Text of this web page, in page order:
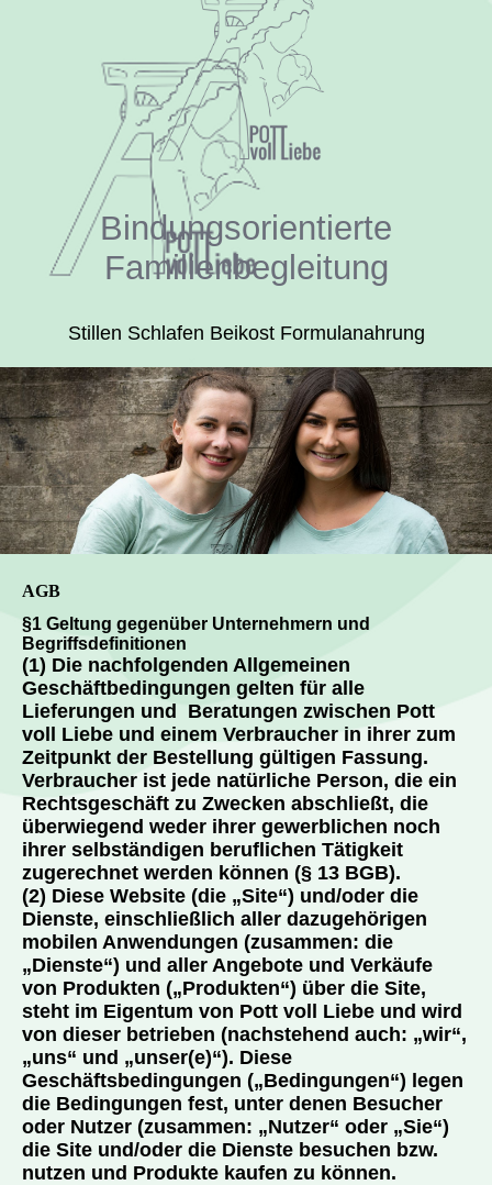
Bindungsorientierte
Familienbegleitung
Stillen Schlafen Beikost Formulanahrung
AGB
§1 Geltung gegenüber Unternehmern und
Begriffsdefinitionen
(1) Die nachfolgenden Allgemeinen
Geschäftbedingungen gelten für alle
Lieferungen und Beratungen zwischen Pott
voll Liebe und einem Verbraucher in ihrer zum
Zeitpunkt der Bestellung gültigen Fassung.
Verbraucher ist jede natürliche Person, die ein
Rechtsgeschäft zu Zwecken abschließt, die
überwiegend weder ihrer gewerblichen noch
ihrer selbständigen beruflichen Tätigkeit
zugerechnet werden können (§ 13 BGB).
(2) Diese Website (die „Site“) und/oder die
Dienste, einschließlich aller dazugehörigen
mobilen Anwendungen (zusammen: die
„Dienste“) und aller Angebote und Verkäufe
von Produkten („Produkten“) über die Site,
steht im Eigentum von Pott voll Liebe und wird
von dieser betrieben (nachstehend auch: „wir“,
„uns“ und „unser(e)“). Diese
Geschäftsbedingungen („Bedingungen“) legen
die Bedingungen fest, unter denen Besucher
oder Nutzer (zusammen: „Nutzer“ oder „Sie“)
die Site und/oder die Dienste besuchen bzw.
nutzen und Produkte kaufen zu können.